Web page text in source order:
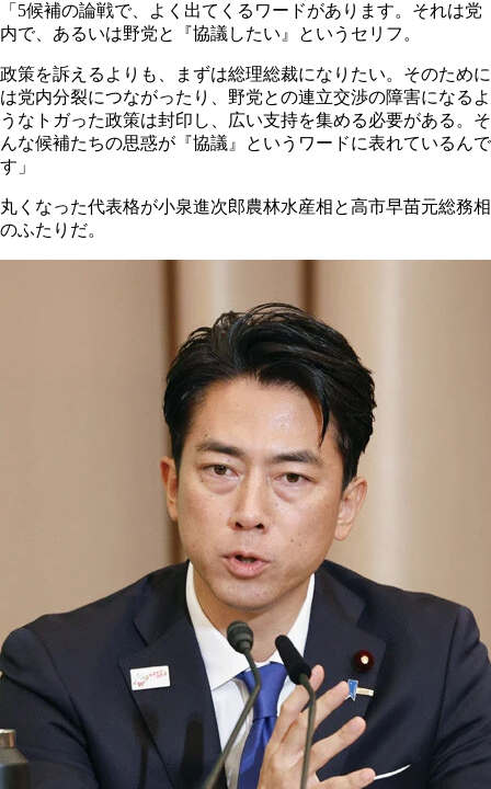
「5候補の論戦で、よく出てくるワードがあります。それは党
内で、あるいは野党と『協議したい』というセリフ。
政策を訴えるよりも、まずは総理総裁になりたい。そのために
は党内分裂につながったり、野党との連立交渉の障害になるよ
うなトガった政策は封印し、広い支持を集める必要がある。そ
んな候補たちの思惑が『協議』というワードに表れているんで
す」
丸くなった代表格が小泉進次郎農林水産相と高市早苗元総務相
のふたりだ。